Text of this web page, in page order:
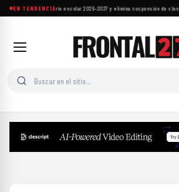
EN TENDENCIA
SEP ajusta calendario escolar 2026-2027 y elimina suspensión de